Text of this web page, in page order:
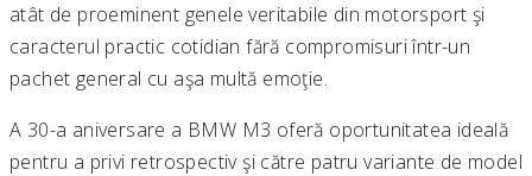
atât de proeminent genele veritabile din motorsport şi
caracterul practic cotidian fără compromisuri într-un
pachet general cu aşa multă emoţie.
A 30-a aniversare a BMW M3 oferă oportunitatea ideală
pentru a privi retrospectiv şi către patru variante de model